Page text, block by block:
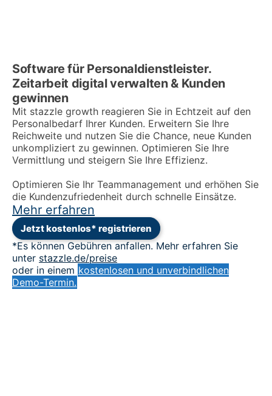
Software für Personaldienstleister.
Zeitarbeit digital verwalten & Kunden
gewinnen
Mit stazzle growth reagieren Sie in Echtzeit auf den
Personalbedarf Ihrer Kunden. Erweitern Sie Ihre
Reichweite und nutzen Sie die Chance, neue Kunden
unkompliziert zu gewinnen. Optimieren Sie Ihre
Vermittlung und steigern Sie Ihre Effizienz.
Optimieren Sie Ihr Teammanagement und erhöhen Sie
die Kundenzufriedenheit durch schnelle Einsätze.
Mehr erfahren
Jetzt kostenlos* registrieren
*Es können Gebühren anfallen. Mehr erfahren Sie
unter stazzle.de/preise
oder in einem kostenlosen und unverbindlichen
Demo-Termin.